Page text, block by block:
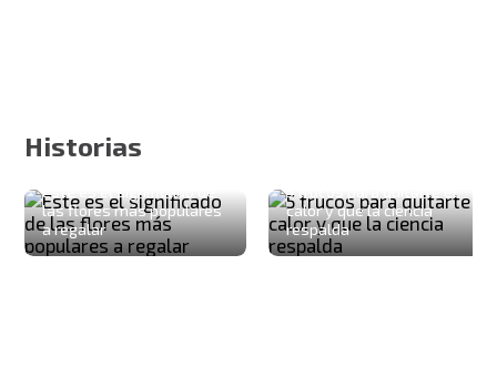
Historias
Este es el significado de
las flores más populares
a regalar
5 trucos para quitarte el
calor y que la ciencia
respalda